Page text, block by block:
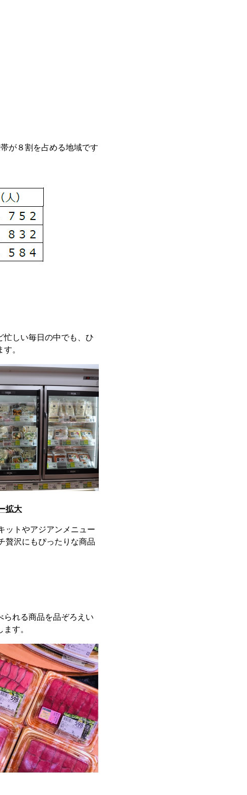
が８割を占める地域です
忙しい毎日の中でも、ひ
。
拡大
ットやアジアンメニュー
贅沢にもぴったりな商品
られる商品を品ぞろえい
す。